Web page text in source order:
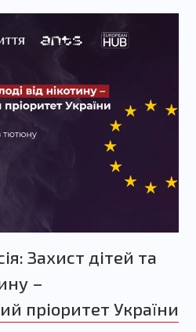
Захист дітей та
–
пріоритет України